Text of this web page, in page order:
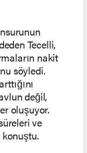
Tecelli,
nakit
söyledi.
değil,
oluşuyor.
ve